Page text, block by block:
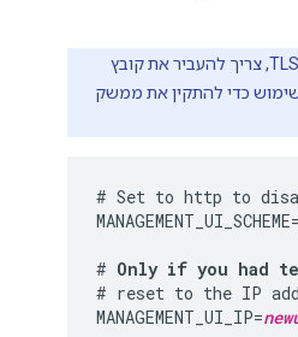
כשמשביתים TLS, צריך להעביר את קובץ
כדי להתקין את ממשק
# Set to http to
# Only if you had
# reset to the IP
MANAGEMENT_UI_IP=